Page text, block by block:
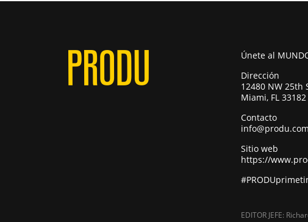
Únete al
Dirección
12480 NW 25th
Miami, FL 33182
Contacto
info@produ.com
Sitio web
https://
EDITOR JEFE: